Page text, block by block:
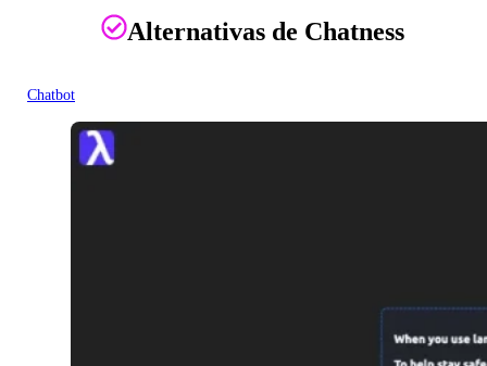
Alternativas de Chatness
Chatbot